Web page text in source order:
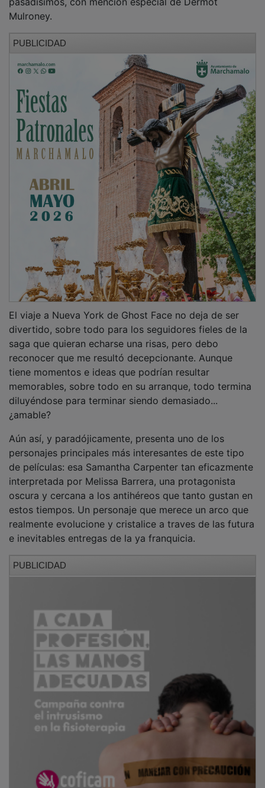
Mulroney.
divertido, sobre todo para los seguidores fieles de la
saga que quieran echarse una risas, pero debo
reconocer que me resultó decepcionante. Aunque
tiene momentos e ideas que podrían resultar
memorables, sobre todo en su arranque, todo termina
diluyéndose para terminar siendo demasiado...
¿amable?
personajes principales más interesantes de este tipo
de películas: esa Samantha Carpenter tan eficazmente
interpretada por Melissa Barrera, una protagonista
oscura y cercana a los antihéreos que tanto gustan en
estos tiempos. Un personaje que merece un arco que
realmente evolucione y cristalice a traves de las futura
e inevitables entregas de la ya franquicia.